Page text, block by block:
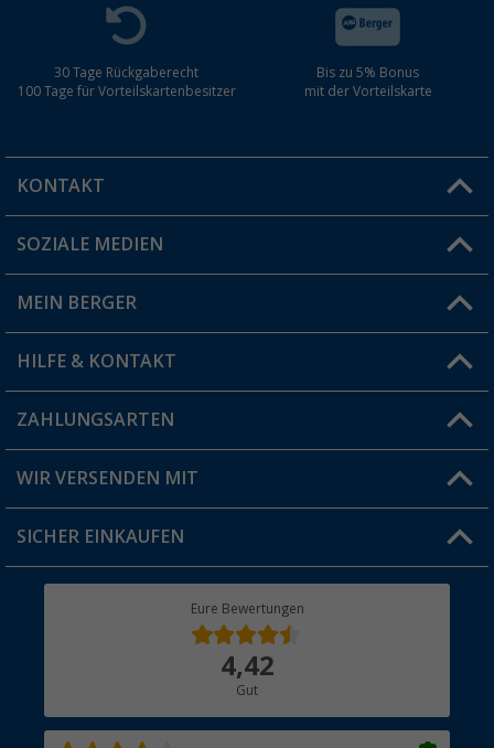
30 Tage Rückgaberecht
100 Tage für Vorteilskartenbesitzer
Bis zu 5% Bonus
mit der Vorteilskarte
KONTAKT
Du hast eine Frage?
Filiale finden
SOZIALE MEDIEN
MEIN BERGER
Vorteilskarte
Blog
Jobs & Karriere
HILFE & KONTAKT
FAQ & Kontakt
Versandinformationen
Rücksendung
ZAHLUNGSARTEN
WIR VERSENDEN MIT
SICHER EINKAUFEN
Eure Bewertungen
4,42
Gut